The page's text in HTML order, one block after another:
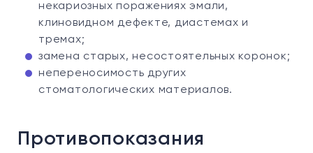
некариозных поражениях эмали,
клиновидном дефекте, диастемах и
тремах;
замена старых, несостоятельных коронок;
непереносимость других
стоматологических материалов.
Противопоказания